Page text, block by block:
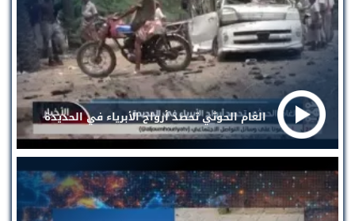
الغام الحوثي تحصد أرواح الأبرياء في الحديدة